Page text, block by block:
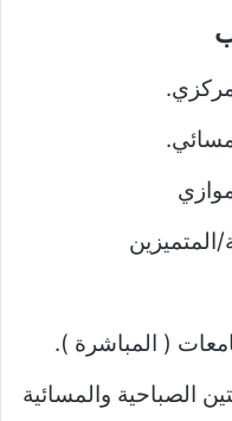
( المباشرة ).
الصباحية والمسائية